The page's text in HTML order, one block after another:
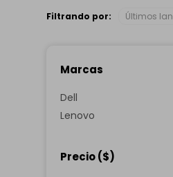
Filtrando por: Últimos
Marcas
Dell
Lenovo
Precio($)